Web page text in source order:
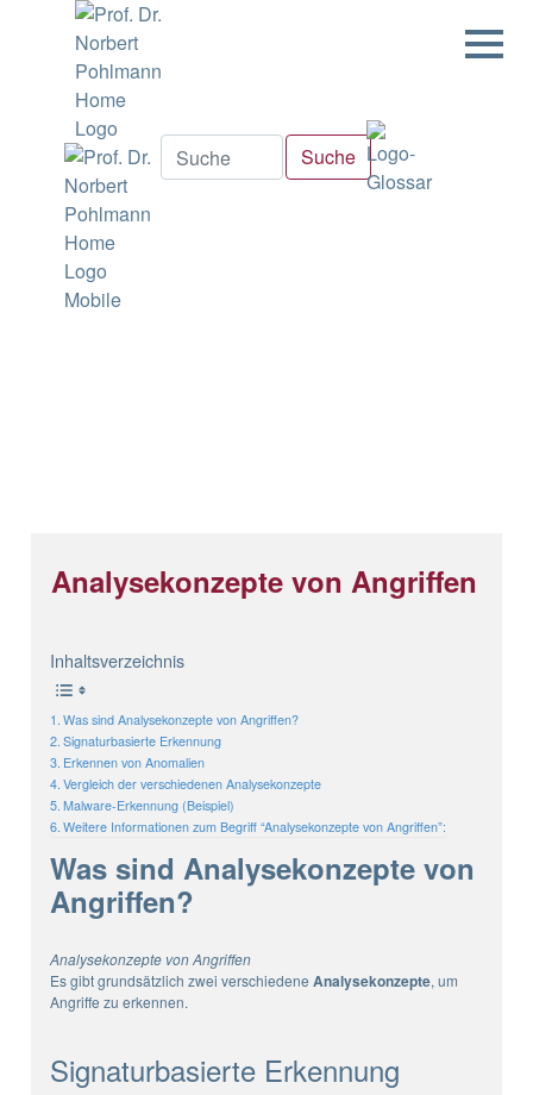
Analysekonzepte von Angriffen
Inhaltsverzeichnis
Was sind Analysekonzepte von Angriffen?
Signaturbasierte Erkennung
Erkennen von Anomalien
Vergleich der verschiedenen Analysekonzepte
Malware-Erkennung (Beispiel)
Weitere Informationen zum Begriff “Analysekonzepte von Angriffen”:
Was sind Analysekonzepte von
Angriffen?
Analysekonzepte von Angriffen
Es gibt grundsätzlich zwei verschiedene Analysekonzepte, um
Angriffe zu erkennen.
Signaturbasierte Erkennung